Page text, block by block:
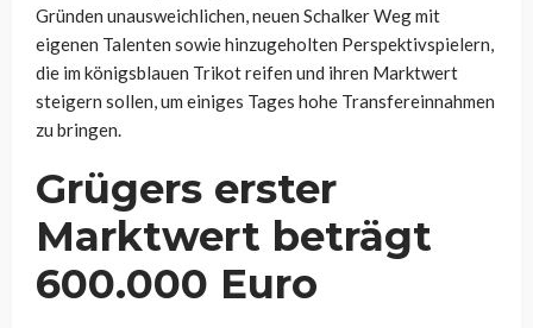
Gründen unausweichlichen, neuen Schalker Weg mit
eigenen Talenten sowie hinzugeholten Perspektivspielern,
die im königsblauen Trikot reifen und ihren Marktwert
steigern sollen, um einiges Tages hohe Transfereinnahmen
zu bringen.
Grügers erster
Marktwert beträgt
600.000 Euro